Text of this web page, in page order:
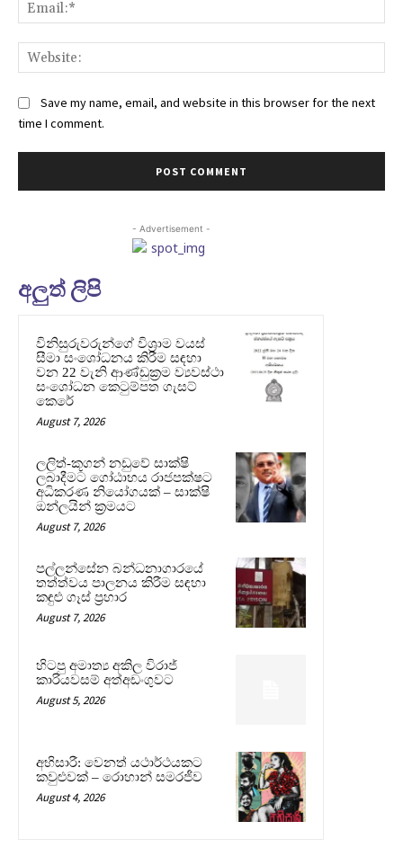
Save my name, email, and website in this browser for the next
time I comment.
- Advertisement -
අලුත් ලිපි
විනිසුරුවරුන්ගේ විශ්‍රාම වයස්
සීමා සංශෝධනය කිරීම සඳහා
වන 22 වැනි ආණ්ඩුක්‍රම ව්‍යවස්ථා
සංශෝධන කෙටුම්පත ගැසට්
කෙරේ
August 7, 2026
ලලිත්-කූගන් නඩුවේ සාක්ෂි
ලබාදීමට ගෝඨාභය රාජපක්ෂට
අධිකරණ නියෝගයක් – සාක්ෂි
ඔන්ලයින් ක්‍රමයට
August 7, 2026
පල්ලන්සේන බන්ධනාගාරයේ
තත්ත්වය පාලනය කිරීම සඳහා
කඳුළු ගෑස් ප්‍රහාර
August 7, 2026
හිටපු අමාත්‍ය අකිල විරාජ්
කාරියවසම් අත්අඩංගුවට
August 5, 2026
අභිසාරී: වෙනත් යථාර්ථයකට
කවුළුවක් – රොහාන් සමරජීව
August 4, 2026